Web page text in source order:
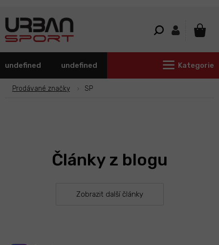
undefined undefined Kategorie
Prodávané značky SP
Články z blogu
Zobrazit další články